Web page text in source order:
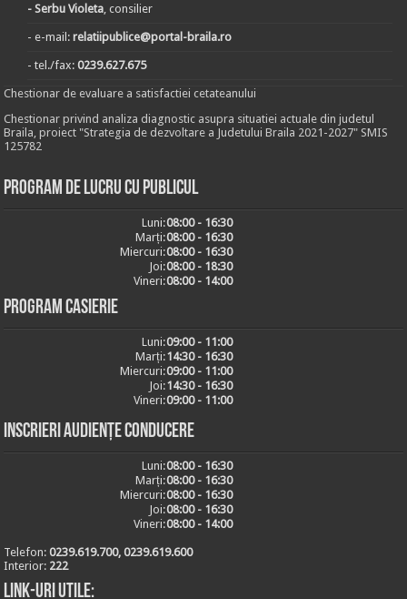
- Serbu Violeta , consilier
- e-mail:relatiipublice@portal-braila.ro
- tel./fax:0239.627.675
Chestionar de evaluare a satisfactiei cetateanului
Chestionar privind analiza diagnostic asupra situatiei actuale din judetul
Braila, proiect "Strategia de dezvoltare a Judetului Braila 2021-2027" SMIS
125782
Program de lucru cu publicul
Luni:08:00 - 16:30
Marți:08:00 - 16:30
Miercuri:08:00 - 16:30
Joi:08:00 - 18:30
Vineri:08:00 - 14:00
Program casierie
Luni:09:00 - 11:00
Marți:14:30 - 16:30
Miercuri:09:00 - 11:00
Joi:14:30 - 16:30
Vineri:09:00 - 11:00
Inscrieri audiențe conducere
Luni:08:00 - 16:30
Marți:08:00 - 16:30
Miercuri:08:00 - 16:30
Joi:08:00 - 16:30
Vineri:08:00 - 14:00
Telefon:0239.619.700, 0239.619.600
Interior: 222
Link-uri utile: